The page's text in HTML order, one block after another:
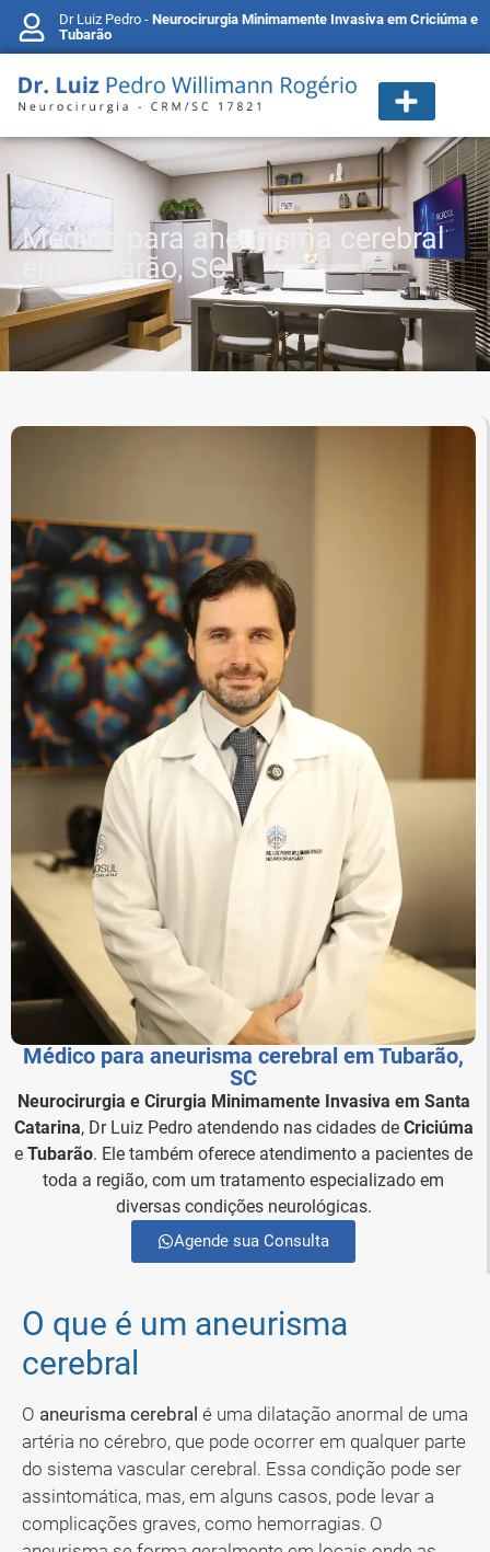
Dr Luiz Pedro - Neurocirurgia Minimamente Invasiva em Criciúma e
Tubarão
Médico para aneurisma cerebral
em Tubarão, SC
Médico para aneurisma cerebral em Tubarão,
SC
Neurocirurgia e Cirurgia Minimamente Invasiva em Santa
Catarina, Dr Luiz Pedro atendendo nas cidades de Criciúma
e Tubarão. Ele também oferece atendimento a pacientes de
toda a região, com um tratamento especializado em
diversas condições neurológicas.
Agende sua Consulta
O que é um aneurisma
cerebral
O aneurisma cerebral é uma dilatação anormal de uma
artéria no cérebro, que pode ocorrer em qualquer parte
do sistema vascular cerebral. Essa condição pode ser
assintomática, mas, em alguns casos, pode levar a
complicações graves, como hemorragias. O